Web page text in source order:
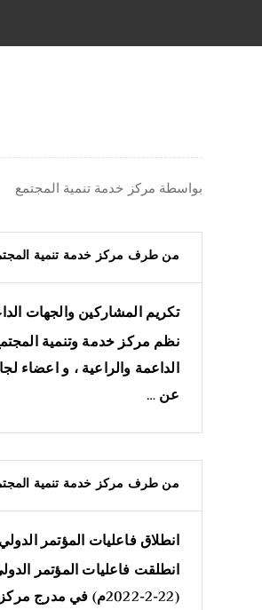
بواسطة مركز خدمة تنمية المجتمع
من طرف مركز خدمة تنمية
تكريم المشاركين والجهات
الداعمة والراعية ، و اعضاء
عن …
من طرف مركز خدمة تنمية
انطلاق فاعليات المؤتمر
انطلقت فاعليات المؤتمر
(22-2-2022م) في مدرج مركز اللغات بجامعة سبها.